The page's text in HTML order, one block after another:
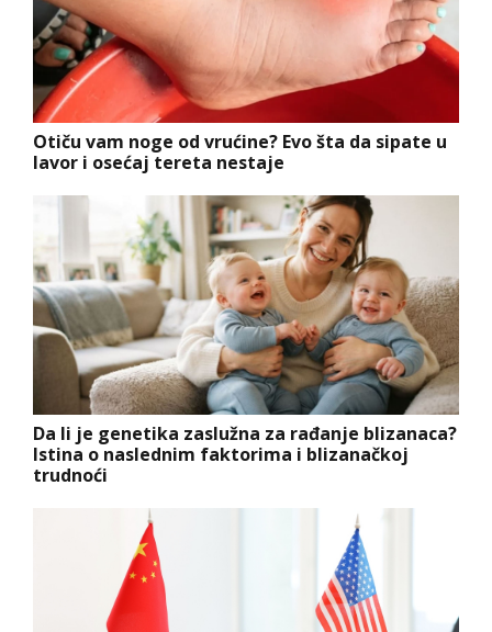
Otiču vam noge od vrućine? Evo šta da sipate u
lavor i osećaj tereta nestaje
Da li je genetika zaslužna za rađanje blizanaca?
Istina o naslednim faktorima i blizanačkoj
trudnoći